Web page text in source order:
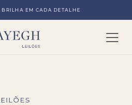
BRILHA EM CADA DETALHE